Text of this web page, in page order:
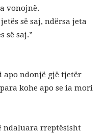
vonojnë.
së saj, ndërsa jeta
së saj.”
apo ndonjë gjë tjetër
kohe apo se ia mori
ndaluara rreptësisht